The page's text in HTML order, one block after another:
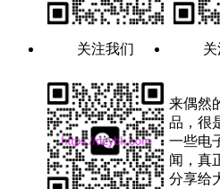
关注我们
来偶然
品，很
一些电
闻，真
分享给